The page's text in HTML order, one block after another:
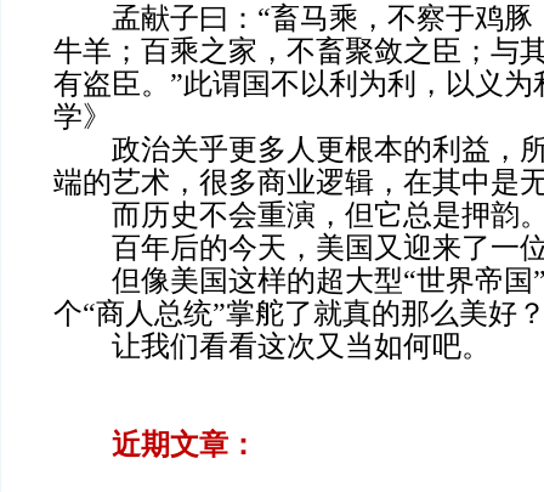
孟献子曰：“畜马乘，不察于鸡豚
牛羊；百乘之家，不畜聚敛之臣；与
有盗臣。”此谓国不以利为利，以义
学》
政治关乎更多人更根本的利益，
端的艺术，很多商业逻辑，在其中是
而历史不会重演，但它总是押韵
百年后的今天，美国又迎来了一位
但像美国这样的超大型“世界帝国
个“商人总统”掌舵了就真的那么美好
让我们看看这次又当如何吧。
近期文章：